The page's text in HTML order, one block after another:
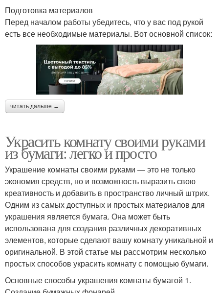
Подготовка материалов
Перед началом работы убедитесь, что у вас под рукой
есть все необходимые материалы. Вот основной список:
читать дальше →
Украсить комнату своими руками
из бумаги: легко и просто
Украшение комнаты своими руками — это не только
экономия средств, но и возможность выразить свою
креативность и добавить в пространство личный штрих.
Одним из самых доступных и простых материалов для
украшения является бумага. Она может быть
использована для создания различных декоративных
элементов, которые сделают вашу комнату уникальной и
оригинальной. В этой статье мы рассмотрим несколько
простых способов украсить комнату с помощью бумаги.
Основные способы украшения комнаты бумагой 1.